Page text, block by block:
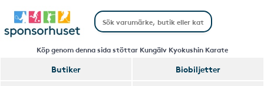
Köp genom denna sida stöttar Kungälv Kyokushin Karate
Butiker
Biobiljetter